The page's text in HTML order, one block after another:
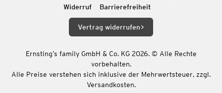
Widerruf
Barrierefreiheit
Vertrag widerrufen
Ernsting’s family GmbH & Co. KG 2026. © Alle Rechte
vorbehalten.
Alle Preise verstehen sich inklusive der Mehrwertsteuer, zzgl.
Versandkosten.